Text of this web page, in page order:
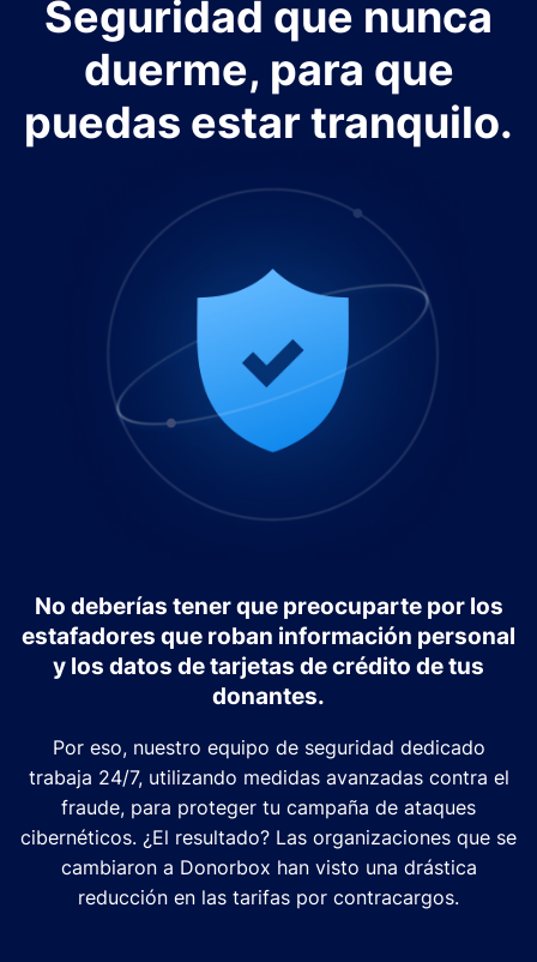
Seguridad que nunca
duerme, para que
puedas estar tranquilo.
No deberías tener que preocuparte por los
estafadores que roban información personal
y los datos de tarjetas de crédito de tus
donantes.
Por eso, nuestro equipo de seguridad dedicado
trabaja 24/7, utilizando medidas avanzadas contra el
fraude, para proteger tu campaña de ataques
cibernéticos. ¿El resultado? Las organizaciones que se
cambiaron a Donorbox han visto una drástica
reducción en las tarifas por contracargos.